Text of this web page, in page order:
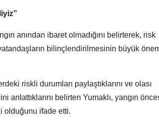
anından ibaret olmadığını belirterek, risk
bilinçlendirilmesinin büyük
riskli durumları paylaştıklarını ve olası
anlattıklarını belirten Yumaklı, yangın
olduğunu ifade etti.